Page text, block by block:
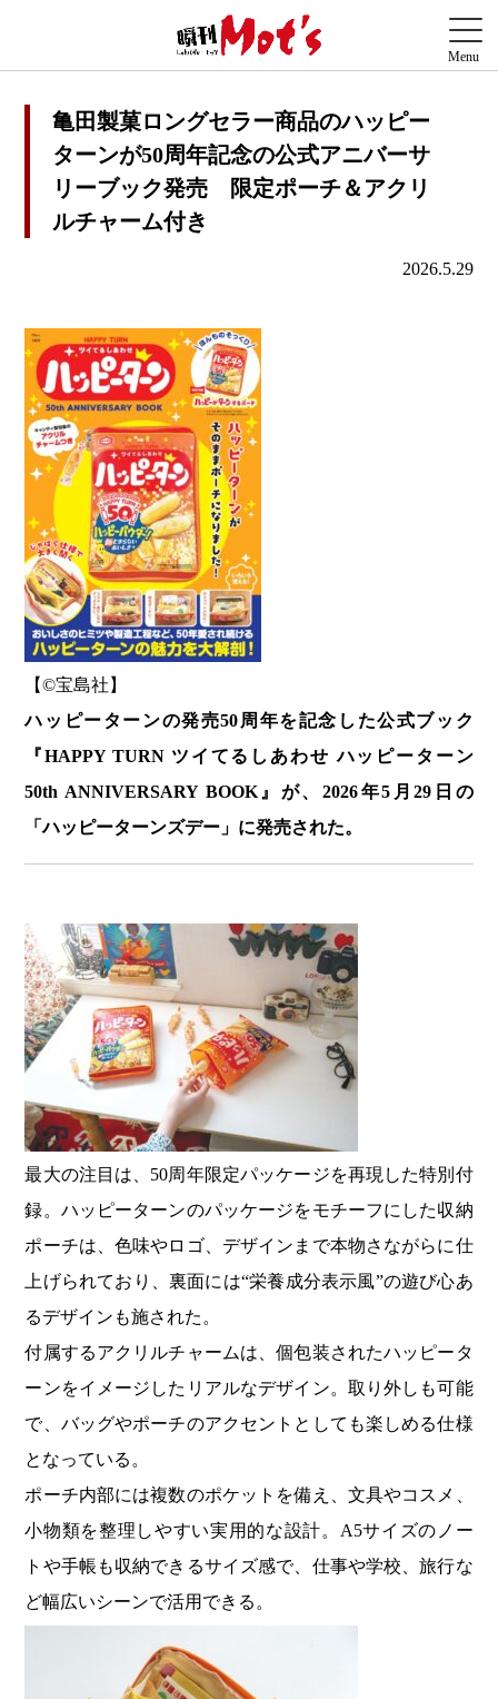
亀田製菓ロングセラー商品のハッピー
ターンが50周年記念の公式アニバーサ
リーブック発売 限定ポーチ＆アクリ
ルチャーム付き
2026.5.29
【©️宝島社】
ハッピーターンの発売50周年を記念した公式ブック
『HAPPY TURN ツイてるしあわせ ハッピーターン
50th ANNIVERSARY BOOK』が、2026年5月29日の
「ハッピーターンズデー」に発売された。
最大の注目は、50周年限定パッケージを再現した特別付
録。ハッピーターンのパッケージをモチーフにした収納
ポーチは、色味やロゴ、デザインまで本物さながらに仕
上げられており、裏面には“栄養成分表示風”の遊び心あ
るデザインも施された。
付属するアクリルチャームは、個包装されたハッピータ
ーンをイメージしたリアルなデザイン。取り外しも可能
で、バッグやポーチのアクセントとしても楽しめる仕様
となっている。
ポーチ内部には複数のポケットを備え、文具やコスメ、
小物類を整理しやすい実用的な設計。A5サイズのノー
トや手帳も収納できるサイズ感で、仕事や学校、旅行な
ど幅広いシーンで活用できる。